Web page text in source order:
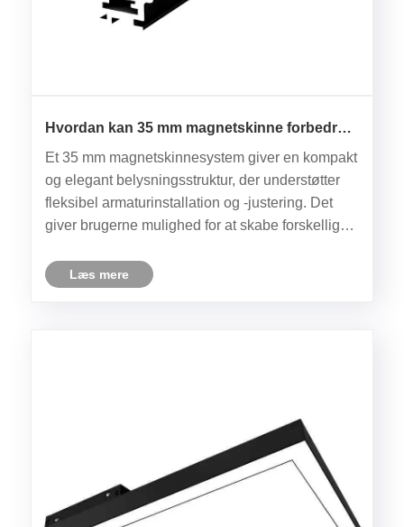
Hvordan kan 35 mm magnetskinne forbedre
Et 35 mm magnetskinnesystem giver en kompakt
og elegant belysningsstruktur, der understøtter
fleksibel armaturinstallation og -justering. Det
giver brugerne mulighed for at skabe forskellige
bevare et rent og moderne udseende.
Læs mere